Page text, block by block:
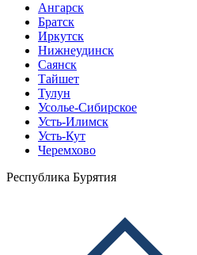
Ангарск
Братск
Иркутск
Нижнеудинск
Саянск
Тайшет
Тулун
Усолье-Сибирское
Усть-Илимск
Усть-Кут
Черемхово
Республика Бурятия